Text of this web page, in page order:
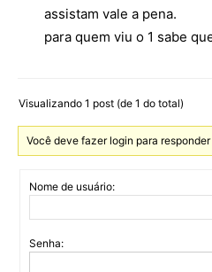
assistam vale a pena.
para quem viu o 1 sabe
Visualizando 1 post (de 1 do total)
Você deve fazer login para
Nome de usuário:
Senha: